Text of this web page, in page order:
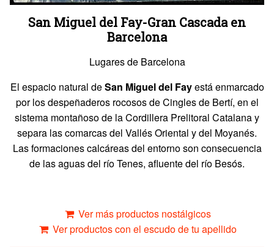
San Miguel del Fay-Gran Cascada en
Barcelona
Lugares de Barcelona
El espacio natural deSan Miguel del Fayestá enmarcado
por los despeñaderos rocosos de Cingles de Bertí, en el
sistema montañoso de la Cordillera Prelitoral Catalana y
separa las comarcas del Vallés Oriental y del Moyanés.
Las formaciones calcáreas del entorno son consecuencia
de las aguas del río Tenes, afluente del río Besós.
Ver más productos nostálgicos
Ver productos con el escudo de tu apellido